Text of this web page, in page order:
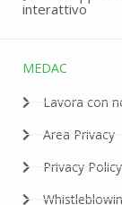
interattivo
MEDAC
Lavora con
Area Privacy
Privacy Policy